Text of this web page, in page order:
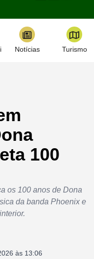
Notícias Turismo
100
os 100 anos de Dona
da banda Phoenix e
às 13:06